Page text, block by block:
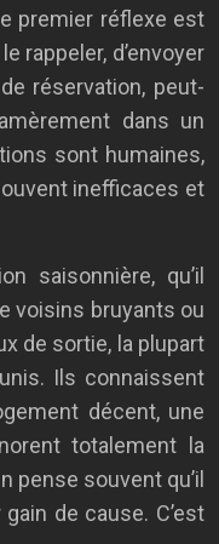
premier réflexe est
rappeler, d’envoyer
réservation, peut-
dans un
sont humaines,
inefficaces et
saisonnière, qu’il
voisins bruyants ou
de sortie, la plupart
Ils connaissent
décent, une
totalement la
pense souvent qu’il
de cause. C’est